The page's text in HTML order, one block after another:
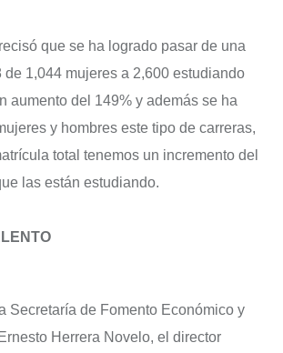
que se ha logrado pasar de una
de 1,044 mujeres a 2,600 estudiando
aumento del 149% y además se ha
y hombres este tipo de carreras,
total tenemos un incremento del
las están estudiando.
Secretaría de Fomento Económico y
Herrera Novelo, el director